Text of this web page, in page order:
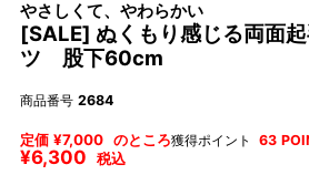
やさしくて、やわらかい
[SALE] ぬくもり感じる両面
ツ 股下60cm
商品番号 2684
定価 ¥7,000 のところ
¥6,300 税込
獲得ポイント 63